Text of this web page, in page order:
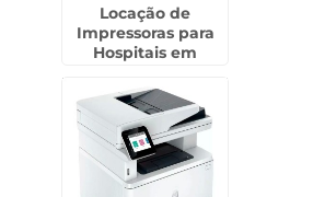
Locação de
Impressoras para
Hospitais em